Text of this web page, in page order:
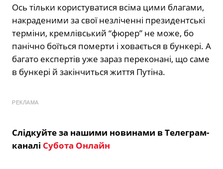
Ось тільки користуватися всіма цими благами,
накраденими за свої незліченні президентські
терміни, кремлівський “фюрер” не може, бо
панічно боїться померти і ховається в бункері. А
багато експертів уже зараз переконані, що саме
в бункері й закінчиться життя Путіна.
РЕКЛАМА
Слідкуйте за нашими новинами в Телеграм-
каналі Субота Онлайн